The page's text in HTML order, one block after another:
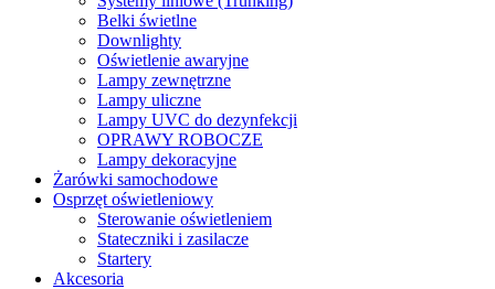
Belki świetlne
Downlighty
Oświetlenie awaryjne
Lampy zewnętrzne
Lampy uliczne
Lampy UVC do dezynfekcji
OPRAWY ROBOCZE
Lampy dekoracyjne
Żarówki samochodowe
Osprzęt oświetleniowy
Sterowanie oświetleniem
Stateczniki i zasilacze
Startery
Akcesoria